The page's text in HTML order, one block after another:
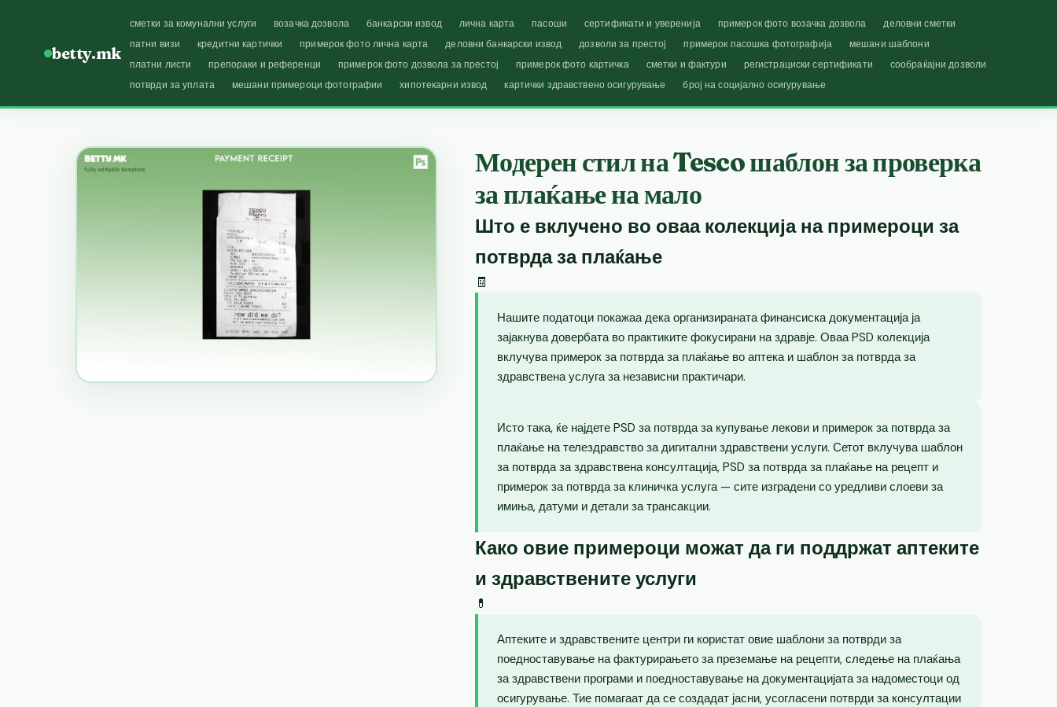
betty.mk
сметки за комунални услуги возачка дозвола банкарски извод лична карта пасоши сертификати и уверенија примерок фото возачка дозвола
деловни сметки
патни визи
кредитни картички примерок фото лична карта деловни банкарски извод дозволи за престој примерок пасошка фотографија
мешани шаблони
платни листи
препораки и референци примерок фото дозвола за престој примерок фото картичка сметки и фактури регистрациски сертификати
сообраќајни дозволи
потврди за уплата
мешани примероци фотографии хипотекарни извод картички здравствено осигурување број на социјално осигурување
Модерен стил на Tesco шаблон за проверка
за плаќање на мало
Што е вклучено во оваа колекција на примероци за
потврда за плаќање
🧾
Нашите податоци покажаа дека организираната финансиска документација ја
зајакнува довербата во практиките фокусирани на здравје. Оваа PSD колекција
вклучува примерок за потврда за плаќање во аптека и шаблон за потврда за
здравствена услуга за независни практичари.
Исто така, ќе најдете PSD за потврда за купување лекови и примерок за потврда за
плаќање на телездравство за дигитални здравствени услуги. Сетот вклучува шаблон
за потврда за здравствена консултација, PSD за потврда за плаќање на рецепт и
примерок за потврда за клиничка услуга — сите изградени со уредливи слоеви за
имиња, датуми и детали за трансакции.
Како овие примероци можат да ги поддржат аптеките
и здравствените услуги
💊
Аптеките и здравствените центри ги користат овие шаблони за потврди за
поедноставување на фактурирањето за преземање на рецепти, следење на плаќања
за здравствени програми и поедноставување на документацијата за надоместоци од
осигурување. Тие помагаат да се создадат јасни, усогласени потврди за консултации